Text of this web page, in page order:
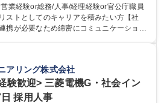
す！ ※下記業務詳細 【業務詳細】■
ど当公社の運営に係る管理業務 ■収益部
営、新宿駅西口広場の「イベントコーナ
ツアー事業 ※入社後は上記いずれかの部門
る業務 募集職種 【都庁グル
平均9時間未満／有給年平均16日取得
業経験or総務/人事/経理経験or官公庁職員
ストとしてのキャリアを積みたい方【社
携が必要なため綿密にコミュニケーション
できます。 ■様々なプロジェクト：駐車場
設置された照明を兼ねた広告「ブライトサ
事業収益を生み出す活動を積極的に行って
アリング株式会社
験歓迎> 三菱電機G・社会イン
採用人事